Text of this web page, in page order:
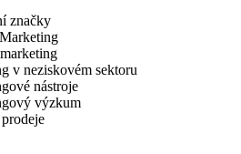
značky
v neziskovém sektoru
nástroje
výzkum